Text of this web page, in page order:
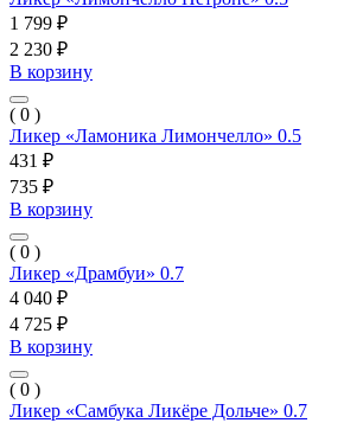
1 799 ₽
2 230 ₽
В корзину
( 0 )
Ликер «Ламоника Лимончелло» 0.5
431 ₽
735 ₽
В корзину
( 0 )
Ликер «Драмбуи» 0.7
4 040 ₽
4 725 ₽
В корзину
( 0 )
Ликер «Самбука Ликёре Дольче» 0.7